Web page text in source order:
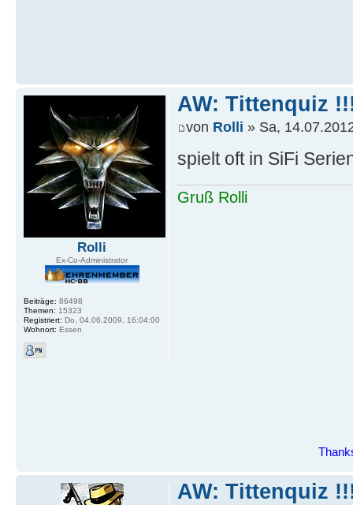
Rolli
Ex-Co-Administrator
Beiträge: 86498
Themen: 15323
Registriert: Do, 04.06.2009, 16:04:00
Wohnort: Essen
AW: Tittenquiz
von Rolli » Sa,
spielt oft in SiFi
Gruß Rolli
AW: Tittenquiz